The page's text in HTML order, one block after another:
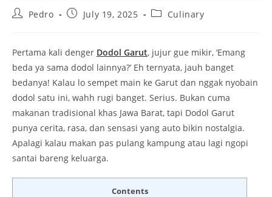
PostPedro
PostJuly 19, 2025
PostCulinary
Pertama kali denger Dodol Garut, jujur gue mikir, ‘Emang
beda ya sama dodol lainnya?’ Eh ternyata, jauh banget
bedanya! Kalau lo sempet main ke Garut dan nggak nyobain
dodol satu ini, wahh rugi banget. Serius. Bukan cuma
makanan tradisional khas Jawa Barat, tapi Dodol Garut
punya cerita, rasa, dan sensasi yang auto bikin nostalgia.
Apalagi kalau makan pas pulang kampung atau lagi ngopi
santai bareng keluarga.
Contents